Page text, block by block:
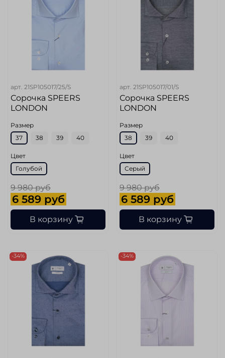
арт. 21SP105017/25/S
Сорочка SPEERS
LONDON
Размер
37
38 39 40
Цвет
Голубой
9 980 руб
6 589 руб
В корзину
арт. 21SP105017/01/S
Сорочка SPEERS
LONDON
Размер
38
39 40
Цвет
Серый
9 980 руб
6 589 руб
В корзину
-34% -34%